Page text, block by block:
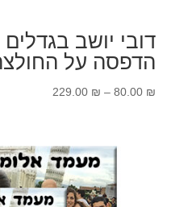
דובי יושב
הדפסה על
80.00 ₪
–
229.00 ₪
טווח
עד
⁦229.00 ₪⁩